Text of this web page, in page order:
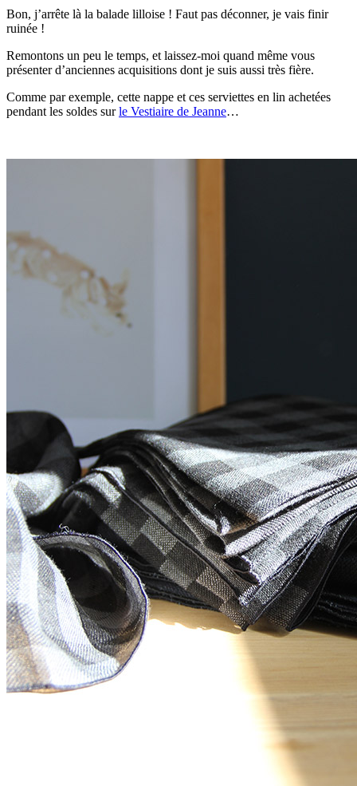
Bon, j’arrête là la balade lilloise ! Faut pas déconner, je vais finir
ruinée !
Remontons un peu le temps, et laissez-moi quand même vous
présenter d’anciennes acquisitions dont je suis aussi très fière.
Comme par exemple, cette nappe et ces serviettes en lin achetées
pendant les soldes surle Vestiaire de Jeanne…